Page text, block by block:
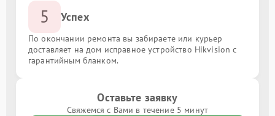
5 Успех
По окончании ремонта вы забираете или курьер
доставляет на дом исправное устройство Hikvision с
гарантийным бланком.
Оставьте заявку
Свяжемся с Вами в течение 5 минут